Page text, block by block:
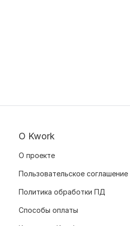
О Kwork
О проекте
Пользовательское соглашение
Политика обработки ПД
Способы оплаты